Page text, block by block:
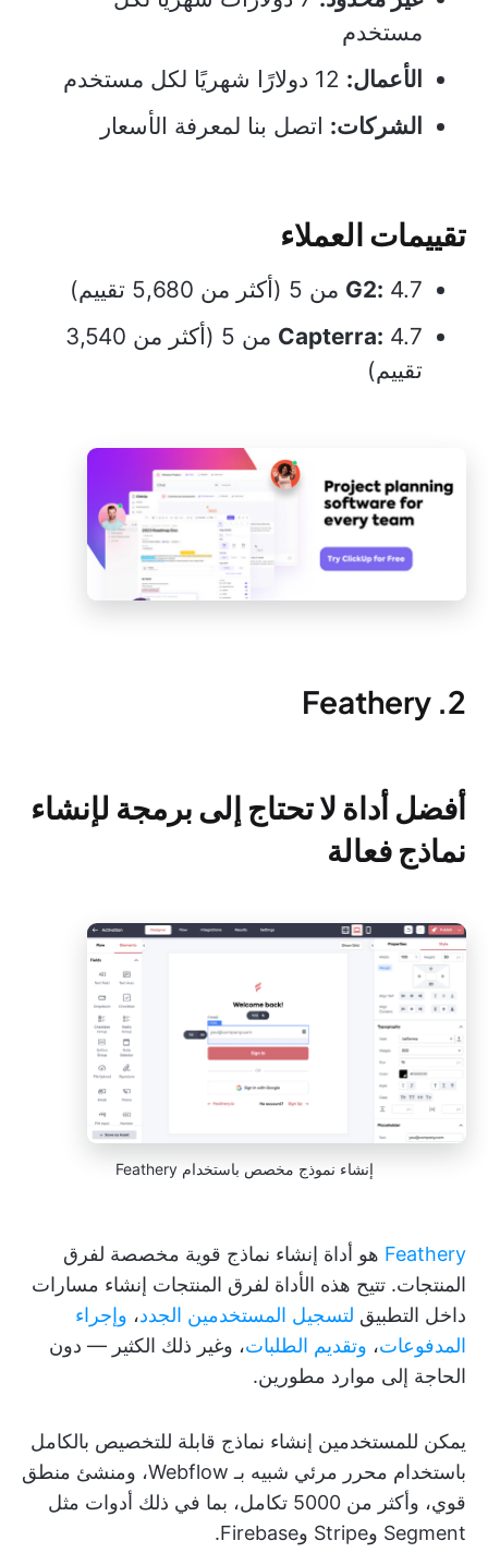
مستخدم
الأعمال:
الشركات: اتصل بنا لمعرفة الأسعار
تقييمات العملاء
G2: 4.7 من 5 (أكثر من 5,680 تقييم)
Capterra:
4.7 من 5 (أكثر من 3,540
تقييم)
2. Feathery
أفضل أداة لا تحتاج إلى برمجة لإنشاء
نماذج فعالة
إنشاء نموذج مخصص باستخدام Feathery
Feathery هو أداة إنشاء نماذج قوية مخصصة لفرق
المنتجات. تتيح هذه الأداة لفرق المنتجات إنشاء مسارات
داخل التطبيق لتسجيل المستخدمين الجدد، وإجراء
المدفوعات، وتقديم الطلبات، وغير ذلك الكثير — دون
الحاجة إلى موارد مطورين.
يمكن للمستخدمين إنشاء نماذج قابلة للتخصيص بالكامل
باستخدام محرر مرئي شبيه بـ Webflow، ومنشئ منطق
قوي، وأكثر من 5000 تكامل، بما في ذلك أدوات مثل
Segment وStripe وFirebase.